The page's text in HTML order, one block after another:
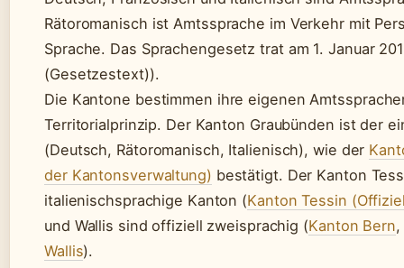
Rätoromanisch ist Amtssprache im Verkehr mit
Sprache. Das Sprachengesetz trat am 1. Januar
(Gesetzestext)).
Die Kantone bestimmen ihre eigenen
Territorialprinzip. Der Kanton Graubünden ist der
(Deutsch, Rätoromanisch, Italienisch), wie der
der Kantonsverwaltung) bestätigt. Der Kanton
italienischsprachige Kanton (Kanton Tessin
und Wallis sind offiziell zweisprachig (Kanton Bern,
Wallis).